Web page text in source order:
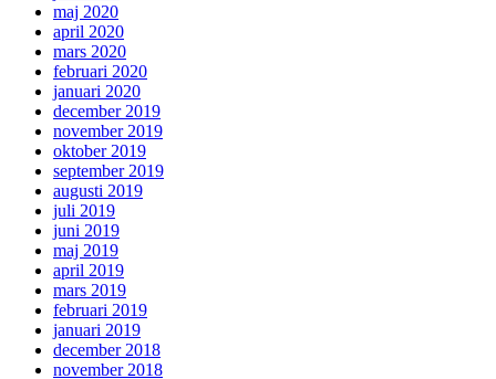
maj 2020
april 2020
mars 2020
februari 2020
januari 2020
december 2019
november 2019
oktober 2019
september 2019
augusti 2019
juli 2019
juni 2019
maj 2019
april 2019
mars 2019
februari 2019
januari 2019
december 2018
november 2018